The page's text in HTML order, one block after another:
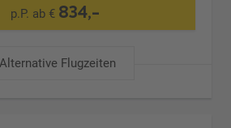
p.P. ab € 834,-
Alternative Flugzeiten